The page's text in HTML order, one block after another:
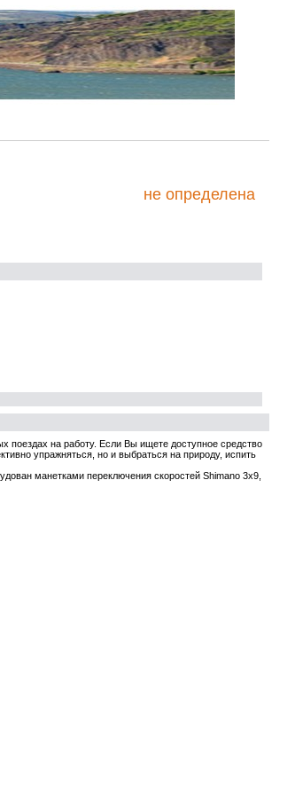
не определена
поездах на работу. Если Вы ищете доступное средство
упражняться, но и выбраться на природу, испить
манетками переключения скоростей Shimano 3x9,